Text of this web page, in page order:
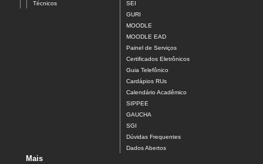
Técnicos
SEI
GURI
MOODLE
MOODLE EAD
Painel de Serviços
Certificados Eletrônicos
Guia Telefônico
Cardápios RUs
Calendário Acadêmico
SIPPEE
GAUCHA
SGI
Dúvidas Frequentes
Dados Abertos
Mais